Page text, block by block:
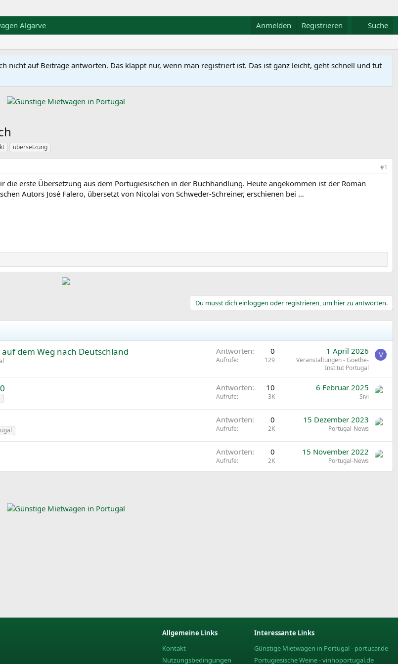
Algarve Anmelden Registrieren Suche
nicht auf Beiträge antworten. Das klappt nur, wenn man registriert ist. Das ist ganz leicht, geht schnell und tut
übersetzung
#1
die erste Übersetzung aus dem Portugiesischen in der Buchhandlung. Heute angekommen ist der Roman
Autors José Falero, übersetzt von Nicolai von Schweder-Schreiner, erschienen bei …
Du musst dich einloggen oder registrieren, um hier zu antworten.
dem Weg nach Deutschland Antworten 0
Aufrufe 129
1 April 2026
Veranstaltungen - Goethe-
Institut Portugal
V
Antworten 10
Aufrufe 3K
6 Februar 2025
Sivi
Antworten 0
Aufrufe 2K
15 Dezember 2023
Portugal-News
Antworten 0
Aufrufe 2K
15 November 2022
Portugal-News
Allgemeine Links
Kontakt
Nutzungsbedingungen
Interessante Links
Günstige Mietwagen in Portugal - portucar.de
Portugiesische Weine - vinhoportugal.de